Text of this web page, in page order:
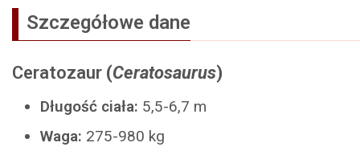
Szczegółowe dane
Ceratozaur (Ceratosaurus)
Długość ciała: 5,5-6,7 m
Waga: 275-980 kg